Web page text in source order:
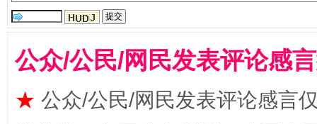
公众/公民/网民发表评论感
★ 公众/公民/网民发表评论感言